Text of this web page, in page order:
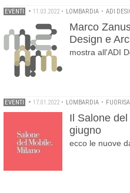
EVENTI • 11.03.2022 • LOMBARDIA • ADI
Marco
Design e
mostra all'ADI
EVENTI • 17.01.2022 • LOMBARDIA •
Il Salone
giugno
ecco le nuove